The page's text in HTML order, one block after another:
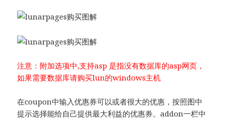
注意：附加选项中,支持asp 是指没有数据库的asp网页，
如果需要数据库请购买lun的windows主机
在coupon中输入优惠券可以或者很大的优惠，按照图中
提示选择能给自己提供最大利益的优惠券。addon一栏中